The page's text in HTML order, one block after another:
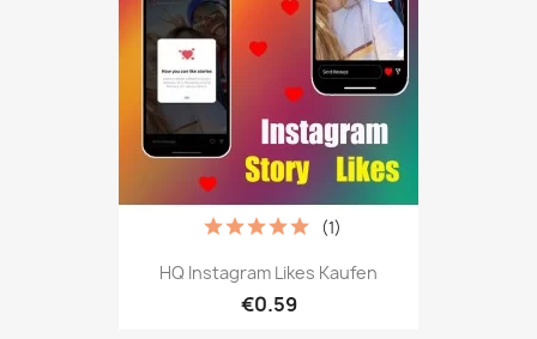
HQ Instagram Likes Kaufen
€0.59
(1)